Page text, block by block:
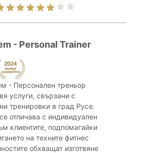
- Personal Trainer
- Персонален треньор
услуги, свързани с
тренировки в град Русе.
отличава с индивидуален
клиентите, подпомагайки
на техните фитнес
обхващат изготвяне